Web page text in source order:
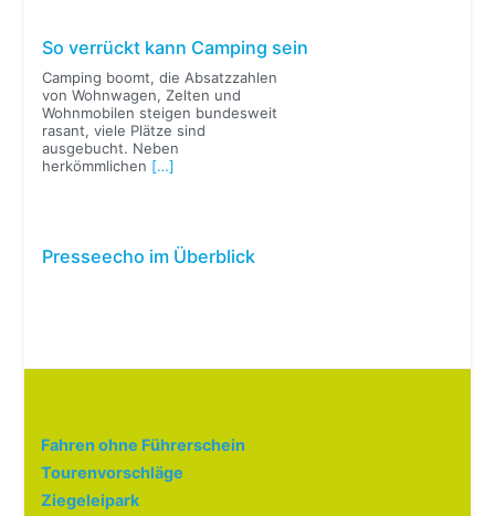
So verrückt kann Camping sein
Camping boomt, die Absatzzahlen
von Wohnwagen, Zelten und
Wohnmobilen steigen bundesweit
rasant, viele Plätze sind
ausgebucht. Neben
herkömmlichen […]
Presseecho im Überblick
Fahren ohne Führerschein
Tourenvorschläge
Ziegeleipark